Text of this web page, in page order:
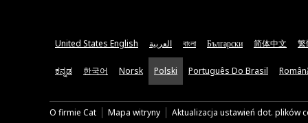
United States English العربية বাংলা Български 简体中文 繁
ಕನ್ನಡ 한국어 Norsk Polski Português Do Brasil
O firmie Cat Mapa witryny Aktualizacja ustawień dot. plików